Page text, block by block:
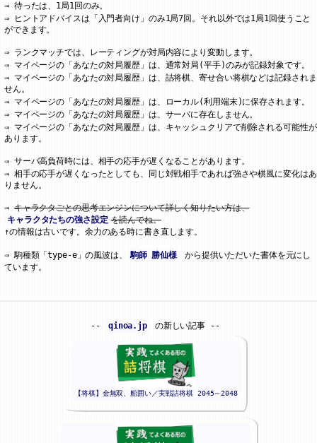
待ったは、1局1回のみ。
ヒントアドバイスは「入門者向け」のみ1局7回。それ以外では1局1回使うこと
ができます。
ランクマッチでは、レーティングが対局内容により変動します。
マイページの「あなたの対局履歴」は、通常対局(平手)のみが記録対象です。
マイページの「あなたの対局履歴」は、詰将棋、寄せ合い将棋などは記録されま
せん。
マイページの「あなたの対局履歴」は、ローカル(利用端末)に保存されます。
マイページの「あなたの対局履歴」は、サーバに存在しません。
マイページの「あなたの対局履歴」は、キャッシュクリアで削除される可能性が
あります。
サーバ高負荷時には、相手の応手が遅くなることがあります。
相手の応手が遅くなったとしても、同じ対戦相手であれば強さや棋風に変化はあ
りません。
キャラクタごとの思考エンジンについて詳しく知りたい方は、
キャラクタたちの強さ設定 を読んでね。
↑の情報は古いです。余力のある時に書き直します。
駒種類「type-e」の風波は、 駒師 勝仙様
から提供いただいた書体を元にし
ています。